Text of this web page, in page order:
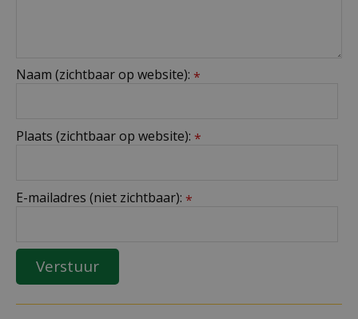
Naam (zichtbaar op website): *
Plaats (zichtbaar op website): *
E-mailadres (niet zichtbaar): *